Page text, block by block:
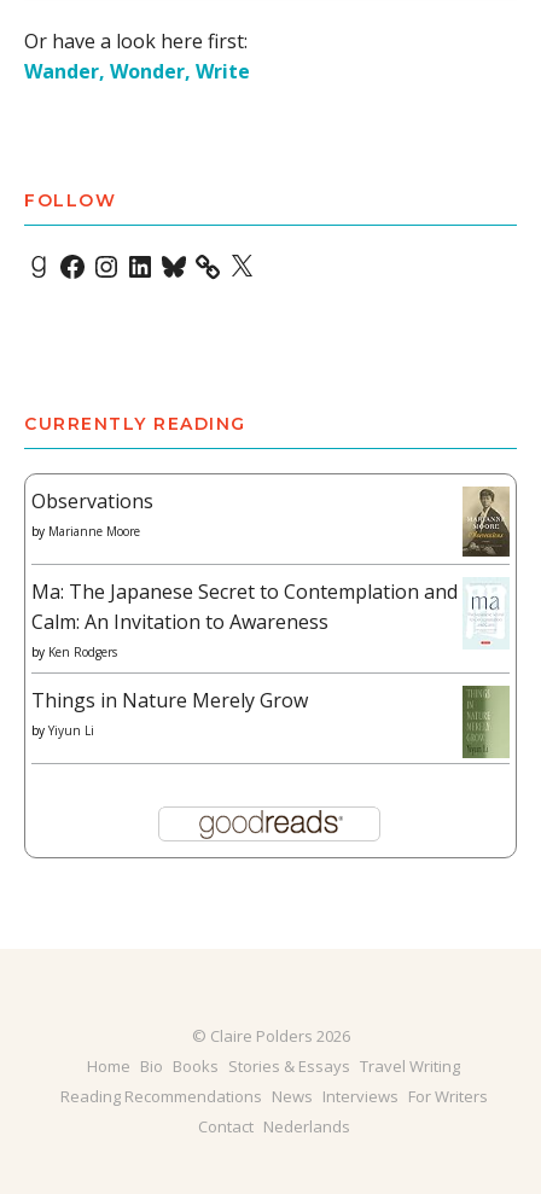
Or have a look here first:
Wander, Wonder, Write
FOLLOW
Goodreads
Facebook
Instagram
LinkedIn
Bluesky X
CURRENTLY READING
Observations
by Marianne Moore
Ma: The Japanese Secret to Contemplation and
Calm: An Invitation to Awareness
by Ken Rodgers
Things in Nature Merely Grow
by Yiyun Li
© Claire Polders 2026
Home Bio Books Stories & Essays Travel Writing
Reading Recommendations News Interviews For Writers
Contact Nederlands